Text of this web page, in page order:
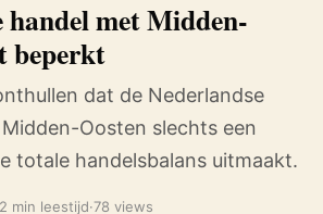
handel met Midden-
beperkt
dat de Nederlandse
Oosten slechts een
totale handelsbalans uitmaakt.
2 min leestijd·78 views